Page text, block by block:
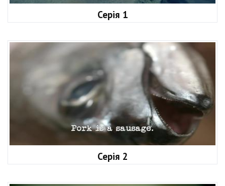
Серія 1
Серія 2